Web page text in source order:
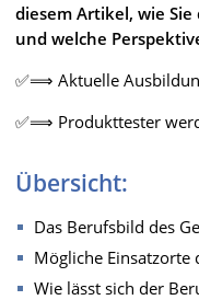
diesem Artikel, wie
und welche
✅⟹ Aktuelle
✅⟹ Produkttester
Übersicht:
Das Berufsbild des
Mögliche Einsatzorte
Wie lässt sich der